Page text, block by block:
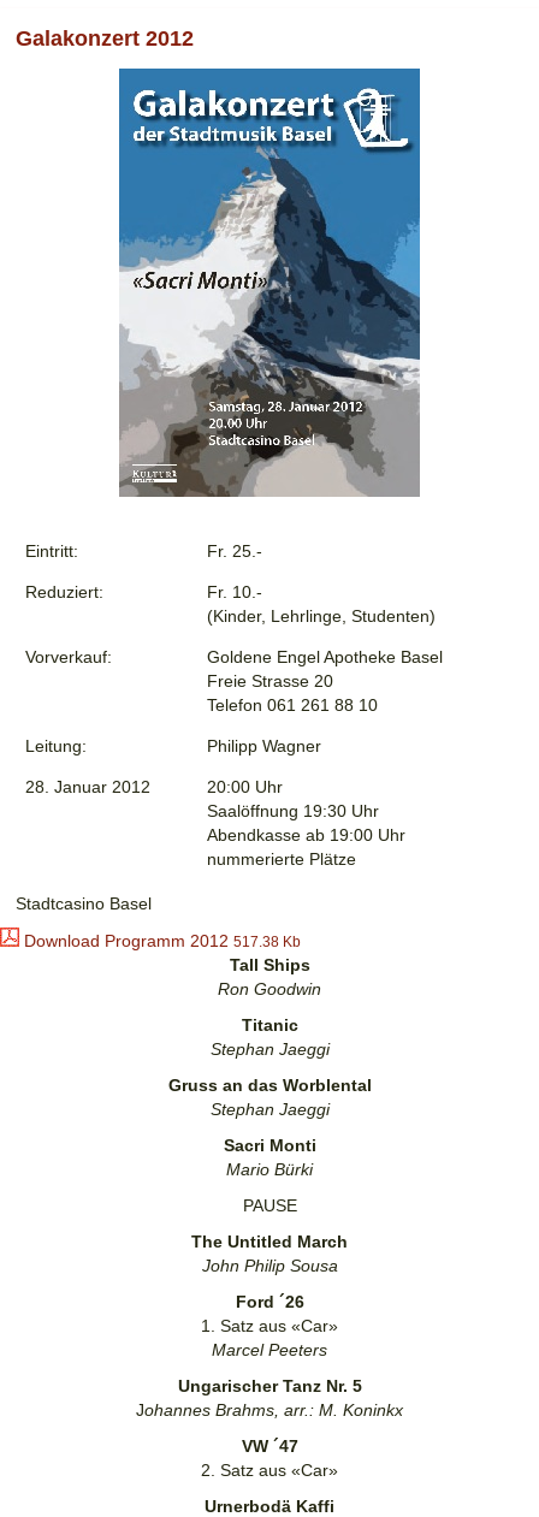
Galakonzert 2012
Eintritt: Fr. 25.-
Reduziert:
Fr. 10.-
(Kinder, Lehrlinge, Studenten)
Vorverkauf:
Goldene Engel Apotheke Basel
Freie Strasse 20
Telefon 061 261 88 10
Leitung: Philipp Wagner
28. Januar 2012
20:00 Uhr
Saalöffnung 19:30 Uhr
Abendkasse ab 19:00 Uhr
nummerierte Plätze
Stadtcasino Basel
Download Programm 2012 517.38 Kb
Tall Ships
Ron Goodwin
Titanic
Stephan Jaeggi
Gruss an das Worblental
Stephan Jaeggi
Sacri Monti
Mario Bürki
PAUSE
The Untitled March
John Philip Sousa
Ford ´26
1. Satz aus «Car»
Marcel Peeters
Ungarischer Tanz Nr. 5
Johannes Brahms, arr.: M. Koninkx
VW ´47
2. Satz aus «Car»
Urnerbodä Kaffi